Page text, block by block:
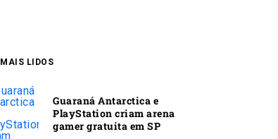
MAIS LIDOS
Guaraná Antarctica e
PlayStation criam arena
gamer gratuita em SP